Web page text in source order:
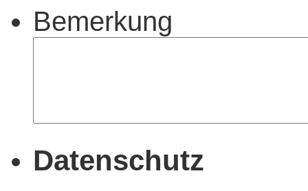
Bemerkung
Datenschutz